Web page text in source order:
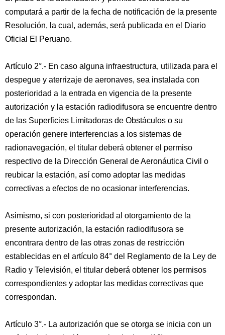
computará a partir de la fecha de notificación de la presente
Resolución, la cual, además, será publicada en el Diario
Oficial El Peruano.
Artículo 2°.- En caso alguna infraestructura, utilizada para el
despegue y aterrizaje de aeronaves, sea instalada con
posterioridad a la entrada en vigencia de la presente
autorización y la estación radiodifusora se encuentre dentro
de las Superficies Limitadoras de Obstáculos o su
operación genere interferencias a los sistemas de
radionavegación, el titular deberá obtener el permiso
respectivo de la Dirección General de Aeronáutica Civil o
reubicar la estación, así como adoptar las medidas
correctivas a efectos de no ocasionar interferencias.
Asimismo, si con posterioridad al otorgamiento de la
presente autorización, la estación radiodifusora se
encontrara dentro de las otras zonas de restricción
establecidas en el artículo 84° del Reglamento de la Ley de
Radio y Televisión, el titular deberá obtener los permisos
correspondientes y adoptar las medidas correctivas que
correspondan.
Artículo 3°.- La autorización que se otorga se inicia con un